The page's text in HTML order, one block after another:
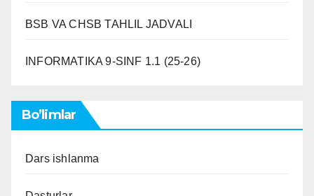
BSB VA CHSB TAHLIL JADVALI
INFORMATIKA 9-SINF 1.1 (25-26)
Bo’limlar
Dars ishlanma